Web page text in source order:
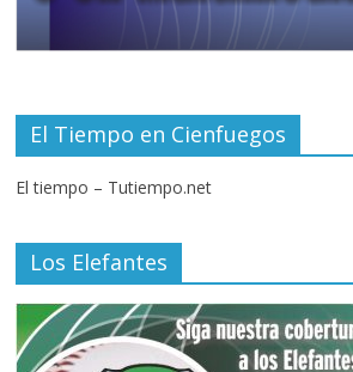
El Tiempo en Cienfuegos
El tiempo – Tutiempo.net
Los Elefantes